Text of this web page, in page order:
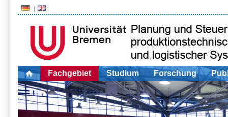
Fachgebiet Studium Forschung